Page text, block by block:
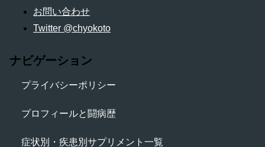
お問い合わせ
Twitter @chyokoto
ナビゲーション
プライバシーポリシー
プロフィールと闘病歴
症状別・疾患別サプリメント一覧